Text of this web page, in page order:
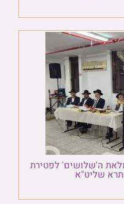
ה'שלושים' לפטירת
שליט"א